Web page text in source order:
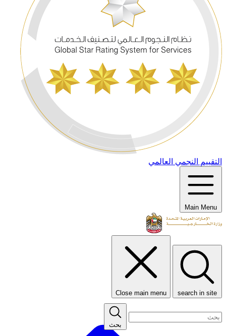
التقييم النجمي العالمي
Main Menu
search in site
Close main menu
بحث